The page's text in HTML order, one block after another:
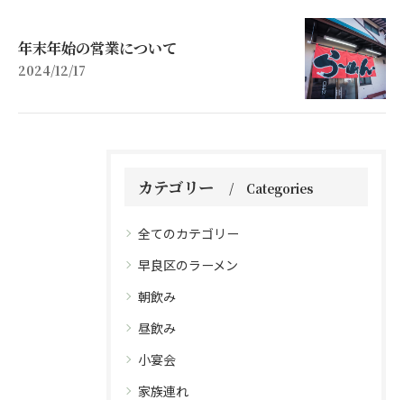
年末年始の営業について
2024/12/17
カテゴリー Categories
全てのカテゴリー
早良区のラーメン
朝飲み
昼飲み
小宴会
家族連れ